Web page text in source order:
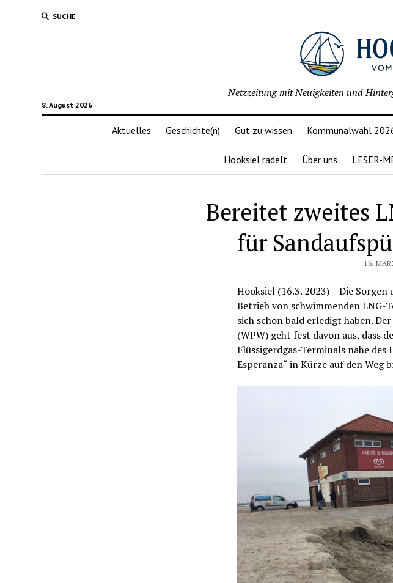
SUCHE
8. August 2026
Netzzeitung mit Neuigkeiten und
Aktuelles Geschichte(n) Gut zu wissen Kommunalwahl
Hooksiel radelt Über uns LESER-
Bereitet zweites
für
16.
Hooksiel (16.3. 2023) – Die
Betrieb von schwimmenden
sich schon bald erledigt haben.
(WPW) geht fest davon aus, dass
Flüssigerdgas-Terminals nahe des
Esperanza“ in Kürze auf den Weg